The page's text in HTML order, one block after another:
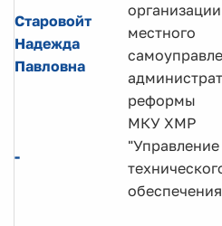
Старовойт
Надежда
Павловна
организации
местного
реформы
-
МКУ ХМР
"Управление